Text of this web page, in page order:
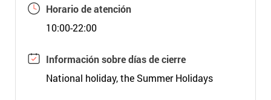
Horario de atención
10:00-22:00
Información sobre días de cierre
National holiday, the Summer Holidays